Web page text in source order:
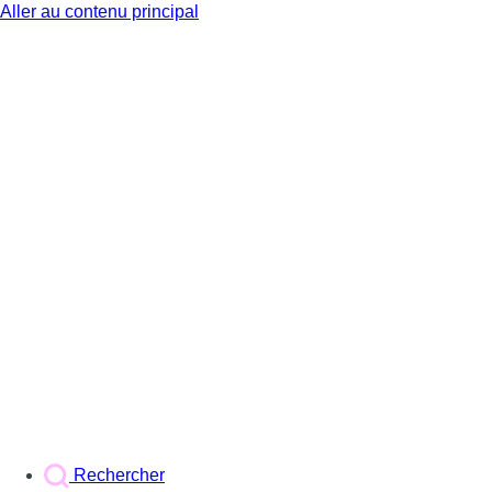
Aller au contenu principal
Rechercher